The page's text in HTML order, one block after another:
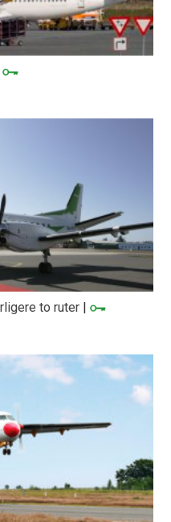
to ruter |